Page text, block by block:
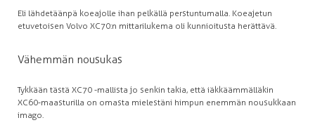
Eli lähdetäänpä koeajolle ihan pelkällä perstuntumalla. Koeajetun
etuvetoisen Volvo XC70:n mittarilukema oli kunnioitusta herättävä.
Vähemmän nousukas
Tykkään tästä XC70 -mallista jo senkin takia, että iäkkäämmälläkin
XC60-maasturilla on omasta mielestäni himpun enemmän nousukkaan
imago.